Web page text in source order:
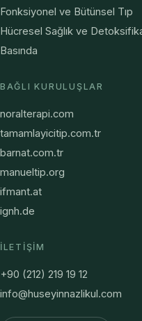
Fonksiyonel ve Bütünsel Tıp
Hücresel Sağlık ve
Basında
BAĞLI KURULUŞLAR
noralterapi.com
tamamlayicitip.com.tr
barnat.com.tr
manueltip.org
ifmant.at
ignh.de
İLETIŞIM
+90 (212) 219 19 12
info@huseyinnazlikul.com